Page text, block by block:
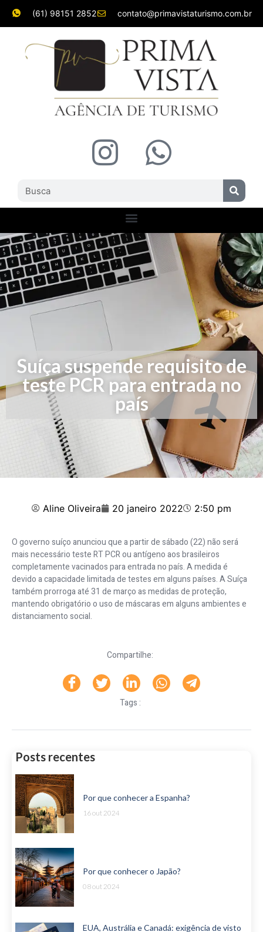
(61) 98151 2852 contato@primavistaturismo.com.br
Suíça suspende requisito de
teste PCR para entrada no
país
Aline Oliveira 20 janeiro 2022 2:50 pm
O governo suíço anunciou que a partir de sábado (22) não será
mais necessário teste RT PCR ou antígeno aos brasileiros
completamente vacinados para entrada no país. A medida é
devido a capacidade limitada de testes em alguns países. A Suíça
também prorroga até 31 de março as medidas de proteção,
mantendo obrigatório o uso de máscaras em alguns ambientes e
distanciamento social.
Compartilhe:
Tags :
Posts recentes
Por que conhecer a Espanha?
16 out 2024
Por que conhecer o Japão?
08 out 2024
EUA, Austrália e Canadá: exigência de visto